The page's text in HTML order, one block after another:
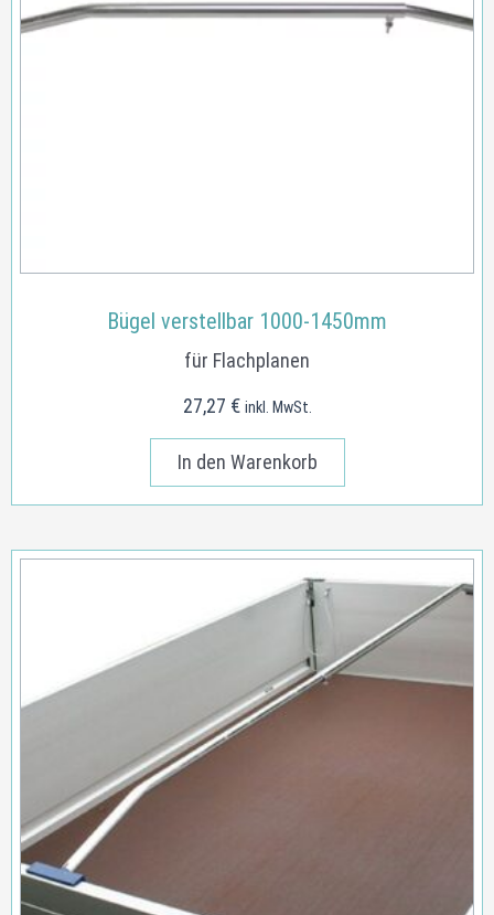
Bügel verstellbar 1000-1450mm
für Flachplanen
27,27 € inkl. MwSt.
In den Warenkorb